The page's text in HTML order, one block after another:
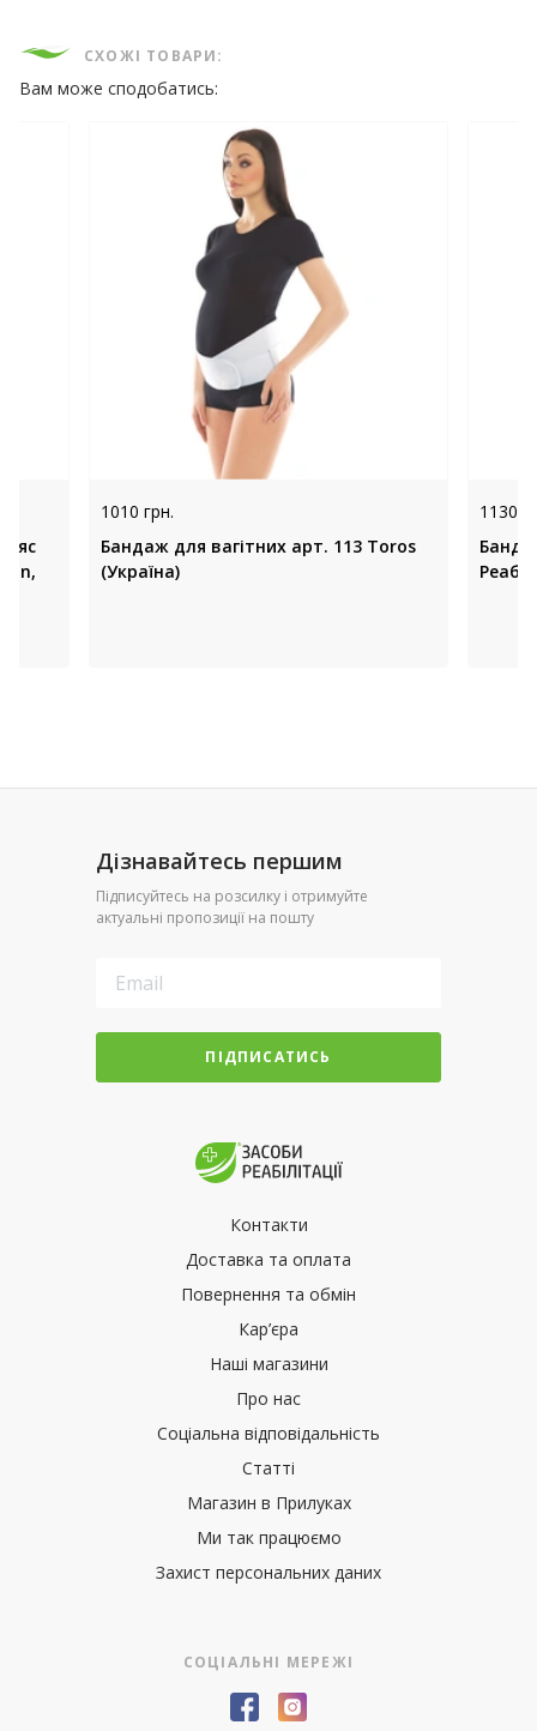
СХОЖІ ТОВАРИ:
Вам може сподобатись:
1010 грн.
Бандаж для вагітних арт. 113 Toros
(Україна)
1130
Дізнавайтесь першим
Підписуйтесь на розсилку і отримуйте
актуальні пропозиції на пошту
ПІДПИСАТИСЬ
Контакти
Доставка та оплата
Повернення та обмін
Кар’єра
Наші магазини
Про нас
Соціальна відповідальність
Статті
Магазин в Прилуках
Ми так працюємо
Захист персональних даних
СОЦІАЛЬНІ МЕРЕЖІ